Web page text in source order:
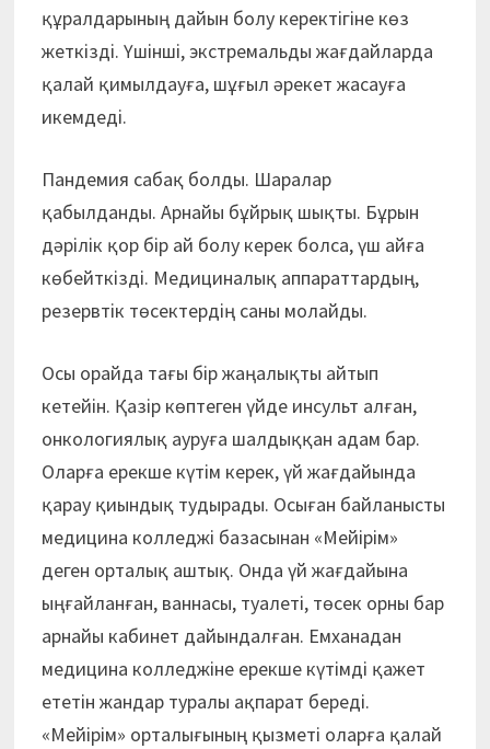
құралдарының дайын болу керектігіне көз
жеткізді. Үшінші, экстремальды жағдайларда
қалай қимылдауға, шұғыл әрекет жасауға
икемдеді.
Пандемия сабақ болды. Шаралар
қабылданды. Арнайы бұйрық шықты. Бұрын
дәрілік қор бір ай болу керек болса, үш айға
көбейткізді. Медициналық аппараттардың,
резервтік төсектердің саны молайды.
Осы орайда тағы бір жаңалықты айтып
кетейін. Қазір көптеген үйде инсульт алған,
онкологиялық ауруға шалдыққан адам бар.
Оларға ерекше күтім керек, үй жағдайында
қарау қиындық тудырады. Осыған байланысты
медицина колледжі базасынан «Мейірім»
деген орталық аштық. Онда үй жағдайына
ыңғайланған, ваннасы, туалеті, төсек орны бар
арнайы кабинет дайындалған. Емханадан
медицина колледжіне ерекше күтімді қажет
ететін жандар туралы ақпарат береді.
«Мейірім» орталығының қызметі оларға қалай